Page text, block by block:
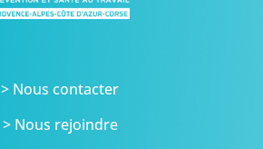
> Nous contacter
> Nous rejoindre